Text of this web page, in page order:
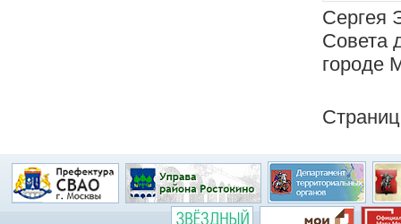
Сергея
Совета
городе